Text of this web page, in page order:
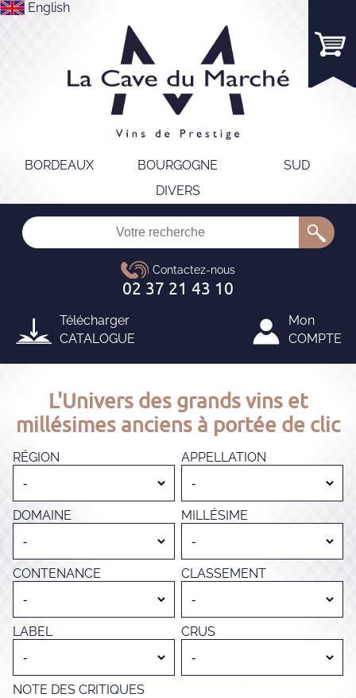
English
BORDEAUX BOURGOGNE
SUD
DIVERS
Télécharger
CATALOGUE
Mon
COMPTE
L'Univers des grands vins et
millésimes anciens à portée de clic
RÉGION APPELLATION
DOMAINE MILLÉSIME
CONTENANCE CLASSEMENT
LABEL CRUS
NOTE DES CRITIQUES